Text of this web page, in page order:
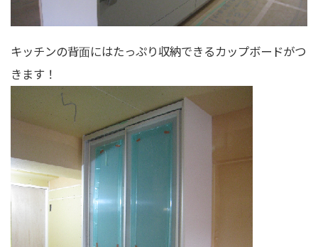
キッチンの背面にはたっぷり収納できるカップボードがつ
きます！